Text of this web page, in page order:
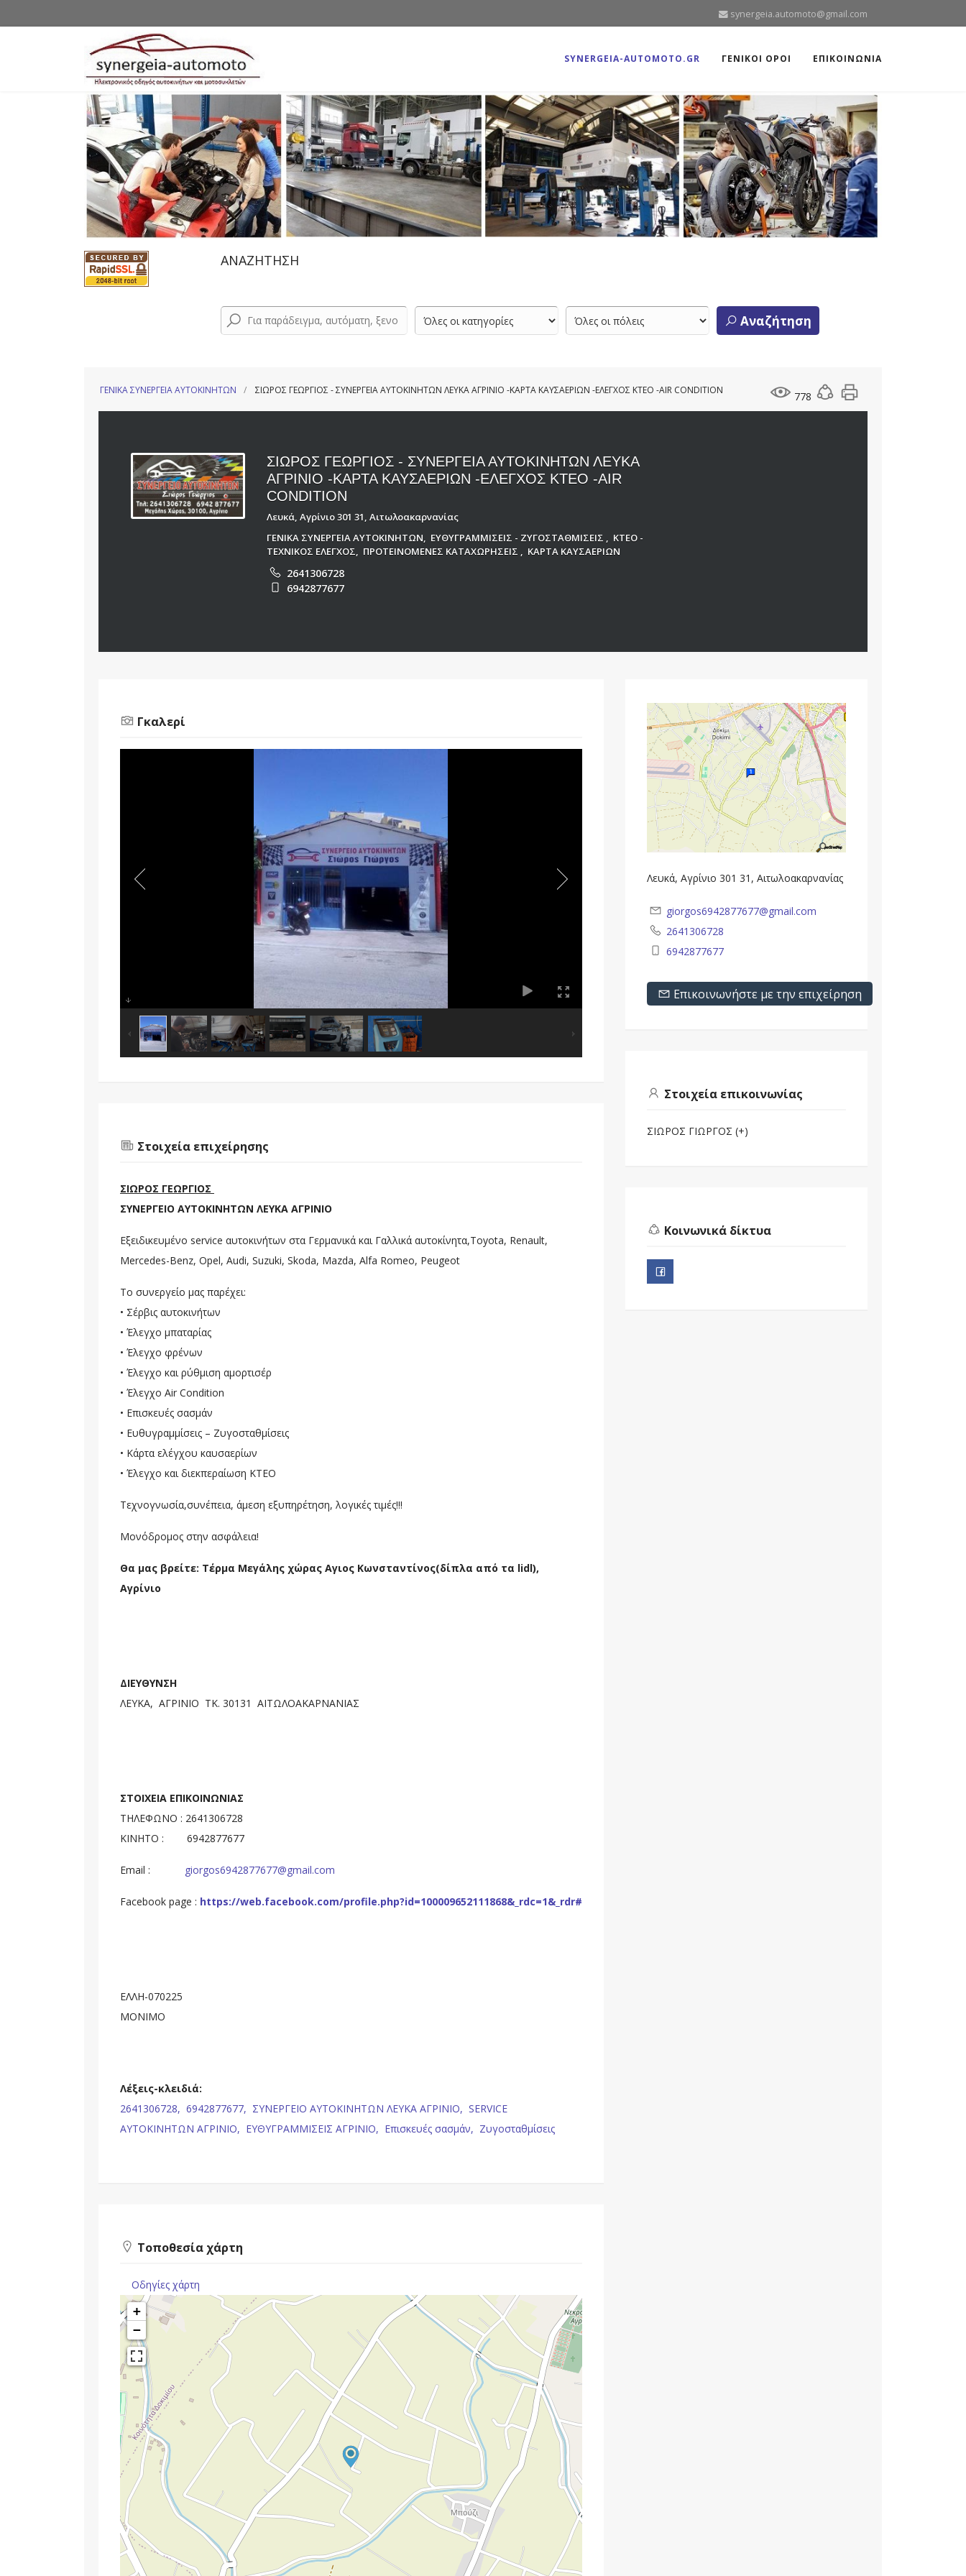
synergeia.automoto@gmail.com
SYNERGEIA-AUTOMOTO.GR ΓΕΝΙΚΟΙ ΟΡΟΙ ΕΠΙΚΟΙΝΩΝΙΑ
ΑΝΑΖΗΤΗΣΗ
Αναζήτηση
778
ΓΕΝΙΚΑ ΣΥΝΕΡΓΕΙΑ ΑΥΤΟΚΙΝΗΤΩΝ ΣΙΩΡΟΣ ΓΕΩΡΓΙΟΣ - ΣΥΝΕΡΓΕΙΑ ΑΥΤΟΚΙΝΗΤΩΝ ΛΕΥΚΑ ΑΓΡΙΝΙΟ -ΚΑΡΤΑ ΚΑΥΣΑΕΡΙΩΝ -ΕΛΕΓΧΟΣ ΚΤΕΟ -AIR CONDITION
ΣΙΩΡΟΣ ΓΕΩΡΓΙΟΣ - ΣΥΝΕΡΓΕΙΑ ΑΥΤΟΚΙΝΗΤΩΝ ΛΕΥΚΑ
ΑΓΡΙΝΙΟ -ΚΑΡΤΑ ΚΑΥΣΑΕΡΙΩΝ -ΕΛΕΓΧΟΣ ΚΤΕΟ -AIR
CONDITION
Λευκά, Αγρίνιο 301 31, Αιτωλοακαρνανίας
ΓΕΝΙΚΑ ΣΥΝΕΡΓΕΙΑ ΑΥΤΟΚΙΝΗΤΩΝ
ΕΥΘΥΓΡΑΜΜΙΣΕΙΣ - ΖΥΓΟΣΤΑΘΜΙΣΕΙΣ
ΚΤΕΟ -
ΤΕΧΝΙΚΟΣ ΕΛΕΓΧΟΣ
ΠΡΟΤΕΙΝΟΜΕΝΕΣ ΚΑΤΑΧΩΡΗΣΕΙΣ ΚΑΡΤΑ ΚΑΥΣΑΕΡΙΩΝ
2641306728
6942877677
Γκαλερί
Στοιχεία επιχείρησης
ΣΙΩΡΟΣ ΓΕΩΡΓΙΟΣ
ΣΥΝΕΡΓΕΙΟ ΑΥΤΟΚΙΝΗΤΩΝ ΛΕΥΚΑ ΑΓΡΙΝΙΟ
Εξειδικευμένο service αυτοκινήτων στα Γερμανικά και Γαλλικά αυτοκίνητα,Toyota, Renault,
Mercedes-Benz, Opel, Audi, Suzuki, Skoda, Mazda, Alfa Romeo, Peugeot
Το συνεργείο μας παρέχει:
• Σέρβις αυτοκινήτων
• Έλεγχο μπαταρίας
• Έλεγχο φρένων
• Έλεγχο και ρύθμιση αμορτισέρ
• Έλεγχο Air Condition
• Επισκευές σασμάν
• Ευθυγραμμίσεις – Ζυγοσταθμίσεις
• Κάρτα ελέγχου καυσαερίων
• Έλεγχο και διεκπεραίωση ΚΤΕΟ
Τεχνογνωσία,συνέπεια, άμεση εξυπηρέτηση, λογικές τιμές!!!
Μονόδρομος στην ασφάλεια!
Θα μας βρείτε: Τέρμα Μεγάλης χώρας Αγιος Κωνσταντίνος(δίπλα από τα lidl),
Αγρίνιο
ΔΙΕΥΘΥΝΣΗ
ΛΕΥΚΑ, ΑΓΡΙΝΙΟ ΤΚ. 30131 ΑΙΤΩΛΟΑΚΑΡΝΑΝΙΑΣ
ΣΤΟΙΧΕΙΑ ΕΠΙΚΟΙΝΩΝΙΑΣ
ΤΗΛΕΦΩΝΟ : 2641306728
ΚΙΝΗΤΟ : 6942877677
Email : giorgos6942877677@gmail.com
Facebook page : https://web.facebook.com/profile.php?id=100009652111868&_rdc=1&_rdr#
ΕΛΛΗ-070225
ΜΟΝΙΜΟ
Λέξεις-κλειδιά:
2641306728, 6942877677, ΣΥΝΕΡΓΕΙΟ ΑΥΤΟΚΙΝΗΤΩΝ ΛΕΥΚΑ ΑΓΡΙΝΙΟ, SERVICE
ΑΥΤΟΚΙΝΗΤΩΝ ΑΓΡΙΝΙΟ, ΕΥΘΥΓΡΑΜΜΙΣΕΙΣ ΑΓΡΙΝΙΟ, Επισκευές σασμάν, Ζυγοσταθμίσεις
Τοποθεσία χάρτη
Οδηγίες χάρτη
+
−
Λευκά, Αγρίνιο 301 31, Αιτωλοακαρνανίας
giorgos6942877677@gmail.com
2641306728
6942877677
Επικοινωνήστε με την επιχείρηση
Στοιχεία επικοινωνίας
ΣΙΩΡΟΣ ΓΙΩΡΓΟΣ (+)
Κοινωνικά δίκτυα